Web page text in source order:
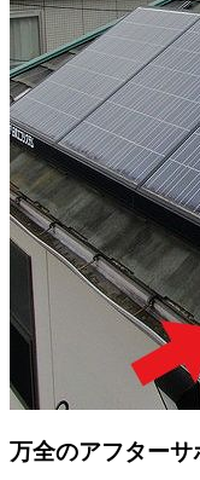
万全のアフターサ